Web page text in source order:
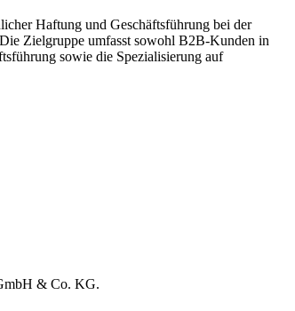
Haftung und Geschäftsführung bei der
Zielgruppe umfasst sowohl B2B-Kunden in
sowie die Spezialisierung auf
& Co. KG.